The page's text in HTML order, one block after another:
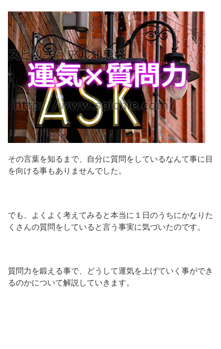
その言葉を知るまで、自分に質問をしているなんて事に目
を向ける事もありませんでした。
でも、よくよく考えてみると本当に１日のうちにかなりた
くさんの質問をしていると言う事実に気づいたのです。
質問力を鍛える事で、どうして運気を上げていく事ができ
るのかについて解説していきます。